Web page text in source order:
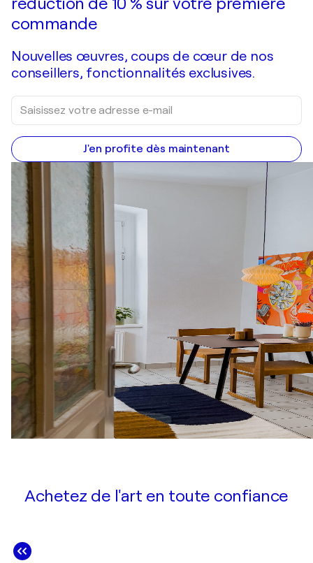
commande
Nouvelles œuvres, coups de cœur de nos
conseillers, fonctionnalités exclusives.
J'en profite dès maintenant
Achetez de l'art en toute confiance